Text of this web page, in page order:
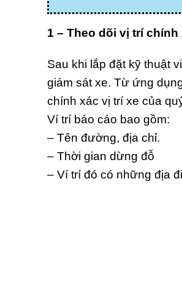
1 – Theo dõi vị trí chính
Sau khi lắp đặt kỹ thuật
giám sát xe. Từ ứng
chính xác vị trí xe của
Ví trí báo cáo bao gồm:
– Tên đường, địa chỉ.
– Thời gian dừng đỗ
– Ví trí đó có những địa